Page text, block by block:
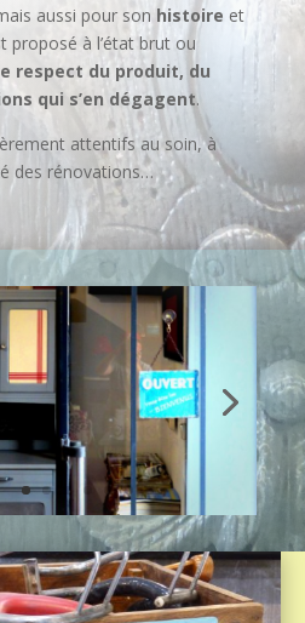
aussi pour sonhistoire et
proposé à l’état brut ou
respect du produit, du
qui s’en dégagent.
attentifs au soin, à
des rénovations…